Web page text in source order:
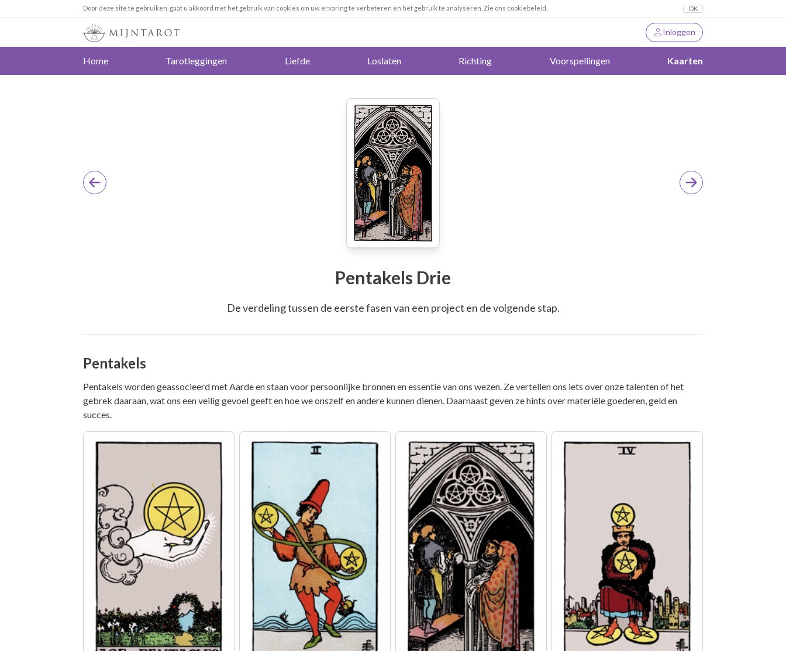
Door deze site te gebruiken, gaat u akkoord met het gebruik van cookies om uw ervaring te verbeteren en het gebruik te analyseren. Zie ons cookiebeleid. OK
Inloggen
Home Tarotleggingen Liefde Loslaten Richting Voorspellingen Kaarten
Pentakels Drie
De verdeling tussen de eerste fasen van een project en de volgende stap.
Pentakels
Pentakels worden geassocieerd met Aarde en staan voor persoonlijke bronnen en essentie van ons wezen. Ze vertellen ons iets over onze talenten of het
gebrek daaraan, wat ons een veilig gevoel geeft en hoe we onszelf en andere kunnen dienen. Daarnaast geven ze hints over materiële goederen, geld en
succes.